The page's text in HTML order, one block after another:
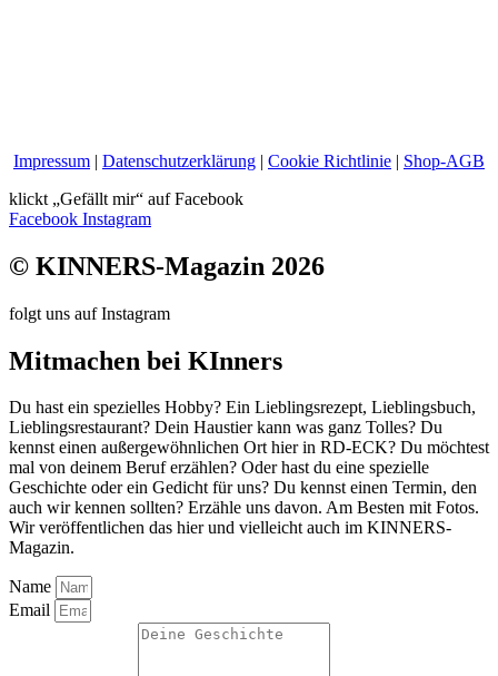
Impressum | Datenschutzerklärung | Cookie Richtlinie | Shop-AGB
klickt „Gefällt mir“ auf Facebook
Facebook Instagram
© KINNERS-Magazin 2026
folgt uns auf Instagram
Mitmachen bei KInners
Du hast ein spezielles Hobby? Ein Lieblingsrezept, Lieblingsbuch,
Lieblingsrestaurant? Dein Haustier kann was ganz Tolles? Du
kennst einen außergewöhnlichen Ort hier in RD-ECK? Du möchtest
mal von deinem Beruf erzählen? Oder hast du eine spezielle
Geschichte oder ein Gedicht für uns? Du kennst einen Termin, den
auch wir kennen sollten? Erzähle uns davon. Am Besten mit Fotos.
Wir veröffentlichen das hier und vielleicht auch im KINNERS-
Magazin.
Name
Email